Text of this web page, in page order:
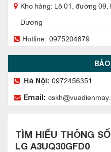
Kho hàng: Lô 01, đường 09,
Dương
Hotline: 0975204879
Hà Nội: 0972456351
Email:
TÌM HIỂU THÔNG
LG A3UQ30GFD0